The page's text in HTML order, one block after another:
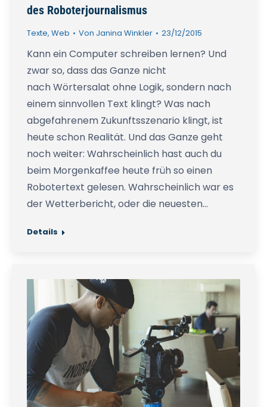
des Roboterjournalismus
Texte, Web Von Janina Winkler 23/12/2015
Kann ein Computer schreiben lernen? Und
zwar so, dass das Ganze nicht
nach Wörtersalat ohne Logik, sondern nach
einem sinnvollen Text klingt? Was nach
abgefahrenem Zukunftsszenario klingt, ist
heute schon Realität. Und das Ganze geht
noch weiter: Wahrscheinlich hast auch du
beim Morgenkaffee heute früh so einen
Robotertext gelesen. Wahrscheinlich war es
der Wetterbericht, oder die neuesten…
Details